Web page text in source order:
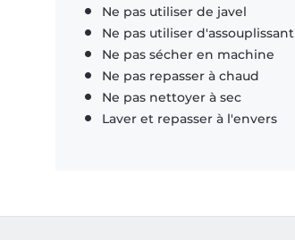
Ne pas utiliser de javel
Ne pas utiliser d'assouplissant
Ne pas sécher en machine
Ne pas repasser à chaud
Ne pas nettoyer à sec
Laver et repasser à l'envers